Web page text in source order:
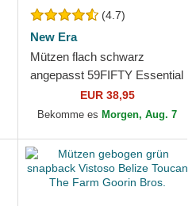
(4.7)
New Era
Mützen flach schwarz
angepasst 59FIFTY Essential
der Atlanta Braves MLB von
New Era
EUR 38,95
Bekomme es Morgen, Aug. 7